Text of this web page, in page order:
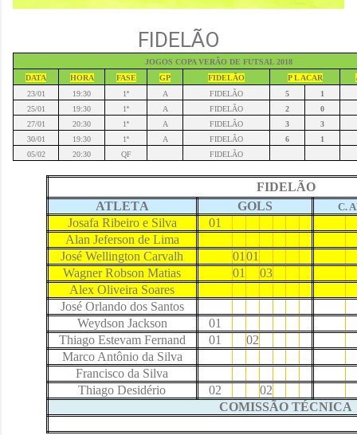
FIDELÃO
JOGOS COPA VERÃO DE FUTSAL 2018
DATA
HORA FASE GP FIDELÃO P L ACAR
23/01
19:30 1ª A FIDELÃO 5
1
25/01
19:30 1ª A FIDELÃO 2
0
27/01
20:30 1ª A FIDELÃO 3
3
30/01
19:30 1ª A FIDELÃO 6
1
05/02
20:30 QF FIDELÃO
FIDELÃO
ATLETA GOLS C.
Josafa Ribeiro e Silva
01
Alan Jeferson de Lima
José Wellington Carvalh
01 01
Wagner Robson Matias
01
03
Alex Oliveira Soares
José Orlando dos Santos
Weydson Jackson
01
Thiago Estevam Fernand
01
02
Marco Antônio da Silva
Francisco da Silva
Thiago Desidério
02
02
COMISSÃO TÉCNICA